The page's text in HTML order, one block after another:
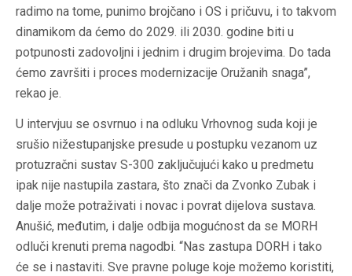
radimo na tome, punimo brojčano i OS i pričuvu, i to takvom
dinamikom da ćemo do 2029. ili 2030. godine biti u
potpunosti zadovoljni i jednim i drugim brojevima. Do tada
ćemo završiti i proces modernizacije Oružanih snaga”,
rekao je.
U intervjuu se osvrnuo i na odluku Vrhovnog suda koji je
srušio nižestupanjske presude u postupku vezanom uz
protuzračni sustav S-300 zaključujući kako u predmetu
ipak nije nastupila zastara, što znači da Zvonko Zubak i
dalje može potraživati i novac i povrat dijelova sustava.
Anušić, međutim, i dalje odbija mogućnost da se MORH
odluči krenuti prema nagodbi. “Nas zastupa DORH i tako
će se i nastaviti. Sve pravne poluge koje možemo koristiti,